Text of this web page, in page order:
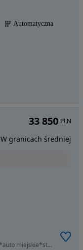
Automatyczna
1199 cm3 • 110 KM • Peugeot*2008*zadbany*auto miejskie*stan bardzo dobry*okazja*automat
33 850 PLN
W granicach średniej